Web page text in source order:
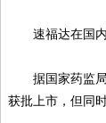
速福达在国内
据国家药监局
获批上市，但同